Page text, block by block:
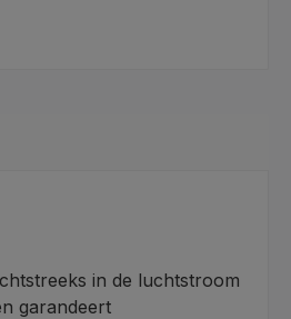
in de luchtstroom
garandeert